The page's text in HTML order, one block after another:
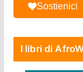
Sostienici
I libri di